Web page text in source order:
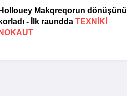
Hollouey Makqreqorun dönüşünü
korladı - İlk raundda TEXNIKI
NOKAUT